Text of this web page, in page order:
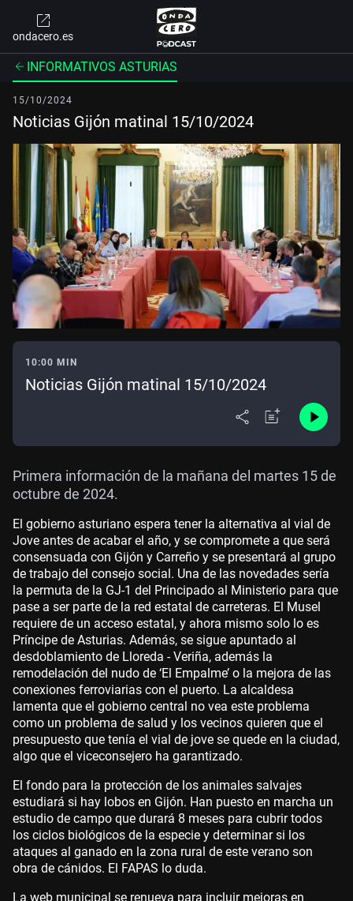
ondacero.es
INFORMATIVOS ASTURIAS
15/10/2024
Noticias Gijón matinal 15/10/2024
10:00 MIN
Noticias Gijón matinal 15/10/2024
Primera información de la mañana del martes 15 de
octubre de 2024.
El gobierno asturiano espera tener la alternativa al vial de
Jove antes de acabar el año, y se compromete a que será
consensuada con Gijón y Carreño y se presentará al grupo
de trabajo del consejo social. Una de las novedades sería
la permuta de la GJ-1 del Principado al Ministerio para que
pase a ser parte de la red estatal de carreteras. El Musel
requiere de un acceso estatal, y ahora mismo solo lo es
Príncipe de Asturias. Además, se sigue apuntado al
desdoblamiento de Lloreda - Veriña, además la
remodelación del nudo de ‘El Empalme’ o la mejora de las
conexiones ferroviarias con el puerto. La alcaldesa
lamenta que el gobierno central no vea este problema
como un problema de salud y los vecinos quieren que el
presupuesto que tenía el vial de jove se quede en la ciudad,
algo que el viceconsejero ha garantizado.
El fondo para la protección de los animales salvajes
estudiará si hay lobos en Gijón. Han puesto en marcha un
estudio de campo que durará 8 meses para cubrir todos
los ciclos biológicos de la especie y determinar si los
ataques al ganado en la zona rural de este verano son
obra de cánidos. El FAPAS lo duda.
La web municipal se renueva para incluir mejoras en